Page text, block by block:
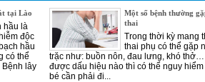
tại Lào
hầu là
độc
hầu
có thể
lây
Một số bệnh thường
thai
Trong thời kỳ mang
thai phụ có thể gặp
trặc như: buồn nôn, đau lưng, khó
được dấu hiệu nào thì có thể nguy
bé cần phải đi...